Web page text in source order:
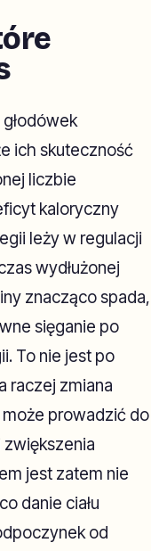
ich skuteczność
liczbie
kaloryczny
leży w regulacji
wydłużonej
znacząco spada,
sięganie po
To nie jest po
raczej zmiana
prowadzić do
jest zatem nie
danie ciału
od